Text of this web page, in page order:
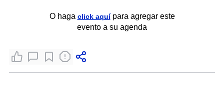
O haga click aquípara agregar este
evento a su agenda